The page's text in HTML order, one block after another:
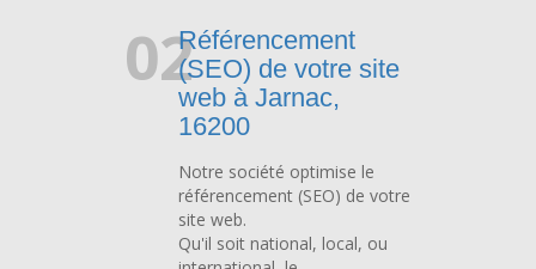
02Référencement
(SEO) de votre site
web à Jarnac,
16200
Notre société optimise le
référencement (SEO) de votre
site web.
Qu'il soit national, local, ou